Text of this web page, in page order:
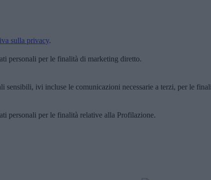
sulla privacy.
personali per le finalità di marketing diretto.
sensibili, ivi incluse le comunicazioni necessarie a terzi, per le
personali per le finalità relative alla Profilazione.